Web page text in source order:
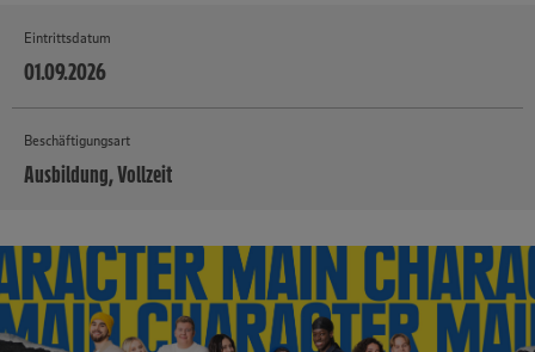
Eintrittsdatum
01.09.2026
Beschäftigungsart
Ausbildung, Vollzeit